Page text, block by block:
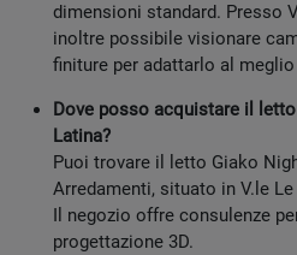
dimensioni standard. Presso
inoltre possibile visionare
finiture per adattarlo al
Dove posso acquistare il
Latina?
Puoi trovare il letto Giako
Arredamenti, situato in V.le
Il negozio offre consulenze
progettazione 3D.